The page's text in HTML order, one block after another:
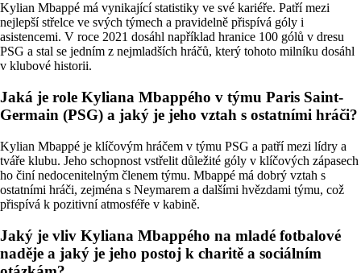
Kylian Mbappé má vynikající statistiky ve své kariéře. Patří mezi
nejlepší střelce ve svých týmech a pravidelně přispívá góly i
asistencemi. V roce 2021 dosáhl například hranice 100 gólů v dresu
PSG a stal se jedním z nejmladších hráčů, který tohoto milníku dosáhl
v klubové historii.
Jaká je role Kyliana Mbappého v týmu Paris Saint-
Germain (PSG) a jaký je jeho vztah s ostatními hráči?
Kylian Mbappé je klíčovým hráčem v týmu PSG a patří mezi lídry a
tváře klubu. Jeho schopnost vstřelit důležité góly v klíčových zápasech
ho činí nedocenitelným členem týmu. Mbappé má dobrý vztah s
ostatními hráči, zejména s Neymarem a dalšími hvězdami týmu, což
přispívá k pozitivní atmosféře v kabině.
Jaký je vliv Kyliana Mbappého na mladé fotbalové
naděje a jaký je jeho postoj k charitě a sociálním